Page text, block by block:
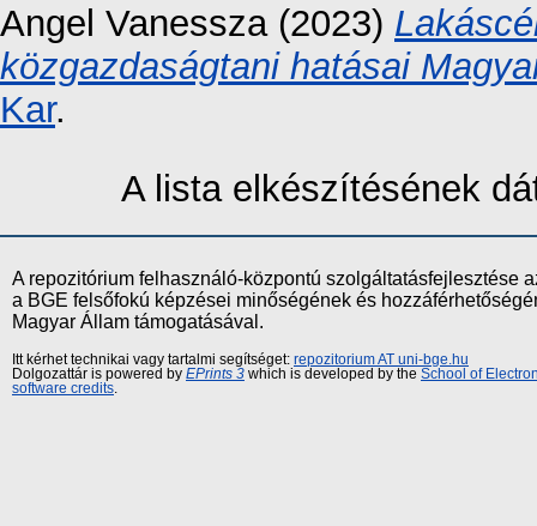
Angel Vanessza (2023)
közgazdaságtani hatásai
Kar.
A lista elkészítésének
A repozitórium felhasználó-központú szolgáltatásfejlesztése
a BGE felsőfokú képzései minőségének és
Magyar Állam támogatásával.
Itt kérhet technikai vagy tartalmi segítséget: repozitorium AT uni-bge.hu
Dolgozattár is powered by EPrints 3 which is developed by the School of
software credits